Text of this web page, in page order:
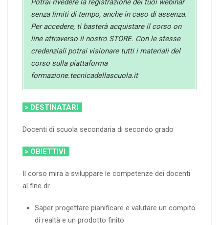
Potrai rivedere la registrazione dei tuoi webinar
senza limiti di tempo, anche in caso di assenza.
Per accedere, ti basterà acquistare il corso on
line attraverso il nostro STORE. Con le stesse
credenziali potrai visionare tutti i materiali del
corso sulla piattaforma
formazione.tecnicadellascuola.it
> DESTINATARI
Docenti di scuola secondaria di secondo grado
> OBIETTIVI
Il corso mira a sviluppare le competenze dei docenti
al fine di:
Saper progettare pianificare e valutare un compito
di realtà e un prodotto finito